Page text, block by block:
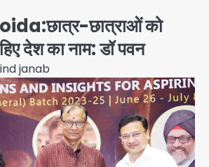
छात्राओं को
देश का नाम: डॉ पवन
janab